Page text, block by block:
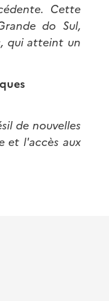
Cette
do Sul,
qui atteint un
de nouvelles
et l'accès aux